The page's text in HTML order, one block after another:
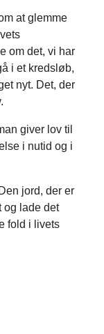
at glemme
om det, vi har
i et kredsløb,
nyt. Det, der
giver lov til
i nutid og i
jord, der er
og lade det
fold i livets